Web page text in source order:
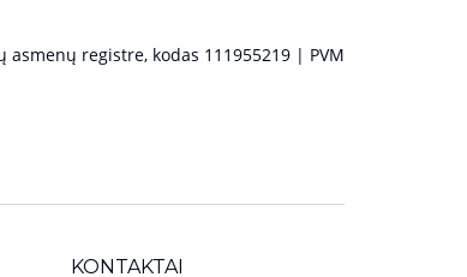
registre, kodas 111955219 | PVM
KONTAKTAI